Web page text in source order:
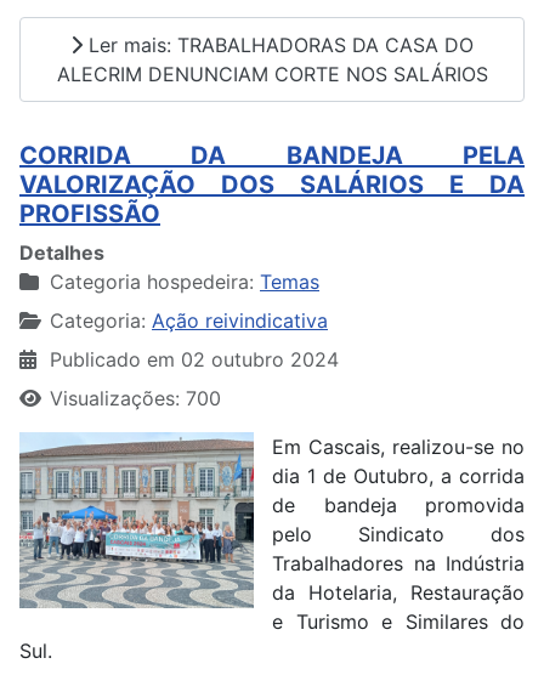
Ler mais: TRABALHADORAS DA CASA DO
ALECRIM DENUNCIAM CORTE NOS SALÁRIOS
CORRIDA DA BANDEJA PELA
VALORIZAÇÃO DOS SALÁRIOS E DA
PROFISSÃO
Detalhes
Categoria hospedeira: Temas
Categoria: Ação reivindicativa
Publicado em 02 outubro 2024
Visualizações: 700
Em Cascais, realizou-se no
dia 1 de Outubro, a corrida
de bandeja promovida
pelo Sindicato dos
Trabalhadores na Indústria
da Hotelaria, Restauração
e Turismo e Similares do
Sul.